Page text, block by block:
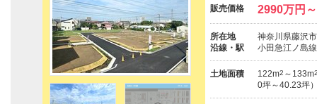
販売価格 2990万円
所在地
神奈川県藤沢
沿線・駅
小田急江ノ島
土地面積 122m2 ～133m
0坪～40.23坪